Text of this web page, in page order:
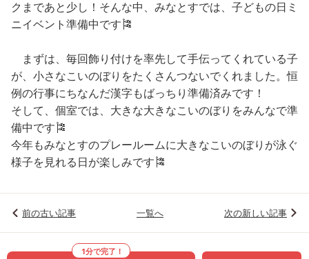
クまであと少し！そんな中、みなとすでは、子どもの日ミ
ニイベント準備中です🎏
まずは、毎回飾り付けを率先して手伝ってくれている子
が、小さなこいのぼりをたくさんつないでくれました。恒
例の行事にちなんだ漢字もばっちり準備済みです！
そして、個室では、大きな大きなこいのぼりをみんなで準
備中です🎏
今年もみなとすのプレールームに大きなこいのぼりが泳ぐ
様子を見れる日が楽しみです🎏
前の古い記事 一覧へ 次の新しい記事
1分で完了！